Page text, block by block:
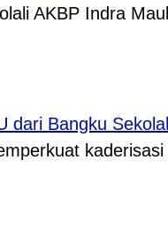
AKBP Indra
dari Bangku